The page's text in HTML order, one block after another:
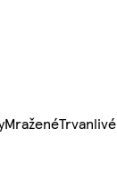
MraženéTrvanlivé